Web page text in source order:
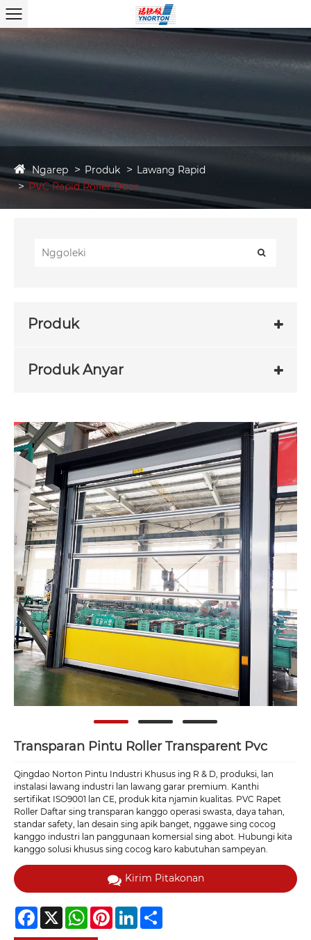
Ngarep Produk
Lawang Rapid
PVC Rapid Roller Door
Produk
Produk Anyar
Transparan Pintu Roller Transparent Pvc
Qingdao Norton Pintu Industri Khusus ing R & D, produksi, lan
instalasi lawang industri lan lawang garar premium. Kanthi
sertifikat ISO9001 lan CE, produk kita njamin kualitas. PVC Rapet
Roller Daftar sing transparan kanggo operasi swasta, daya tahan,
standar safety, lan desain sing apik banget, nggawe sing cocog
kanggo industri lan panggunaan komersial sing abot. Hubungi kita
kanggo solusi khusus sing cocog karo kabutuhan sampeyan.
Kirim Pitakonan
Facebook
X WhatsAppPinterestLinkedIn